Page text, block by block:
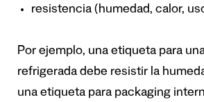
resistencia (humedad, calor,
Por ejemplo, una etiqueta para
refrigerada debe resistir la
una etiqueta para packaging